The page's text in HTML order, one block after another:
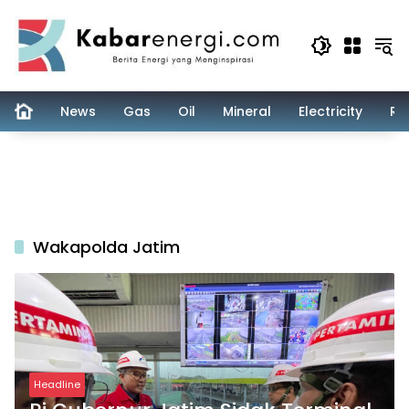
content
News Gas Oil Mineral Electricity
Wakapolda Jatim
Headline